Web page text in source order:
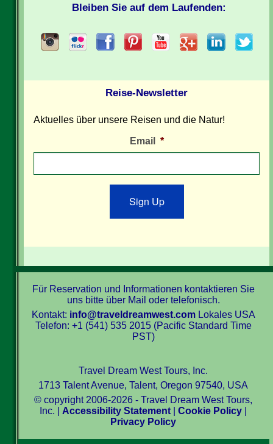
Bleiben Sie auf dem Laufenden:
Reise-Newsletter
Aktuelles über unsere Reisen und die Natur!
Email *
Sign Up
Für Reservation und Informationen kontaktieren Sie
uns bitte über Mail oder telefonisch.
Kontakt: info@traveldreamwest.comLokales USA
Telefon: +1 (541) 535 2015 (Pacific Standard Time
PST)
Travel Dream West Tours, Inc.
1713 Talent Avenue, Talent, Oregon 97540, USA
© copyright 2006-2026 - Travel Dream West Tours,
Inc. | Accessibility Statement |Cookie Policy
Privacy Policy